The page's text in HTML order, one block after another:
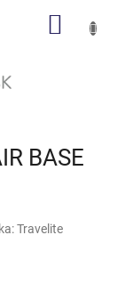
BASE
Travelite